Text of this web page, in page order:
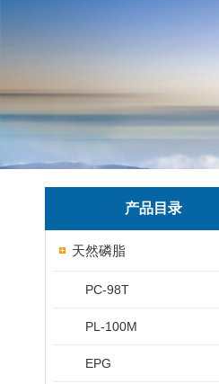
产品目录
天然磷脂
PC-98T
PL-100M
EPG